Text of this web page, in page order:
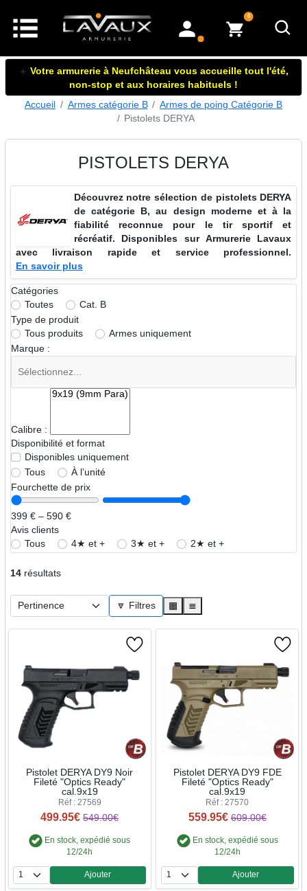
mon compte
0articles dans le panier
☀️ Votre armurerie à Neufchâteau vous accueille tout l'été,
non-stop et aux horaires habituels !
Accueil
Armes catégorie B
Armes de poing Catégorie B
Pistolets DERYA
PISTOLETS DERYA
Découvrez notre sélection de pistolets DERYA
de catégorie B, au design moderne et à la
fiabilité reconnue pour le tir sportif et
récréatif. Disponibles sur Armurerie Lavaux
avec livraison rapide et service professionnel.
En savoir plus
Catégories
Toutes
Cat. B
Type de produit
Tous produits
Armes uniquement
Marque :
Calibre :
Disponibilité et format
Disponibles uniquement
Tous
À l’unité
Fourchette de prix
399 € – 590 €
Avis clients
Tous
4★ et + 3★ et + 2★ et +
14résultats
🔽 Filtres ▦ ≣
Pistolet DERYA DY9 Noir
Fileté "Optics Ready"
cal.9x19
Réf : 27569
499.95€ 549.00€
En stock, expédié sous
12/24h
Quantité
Ajouter
Pistolet DERYA DY9 FDE
Fileté "Optics Ready"
cal.9x19
Réf : 27570
559.95€ 609.00€
En stock, expédié sous
12/24h
Quantité
Ajouter